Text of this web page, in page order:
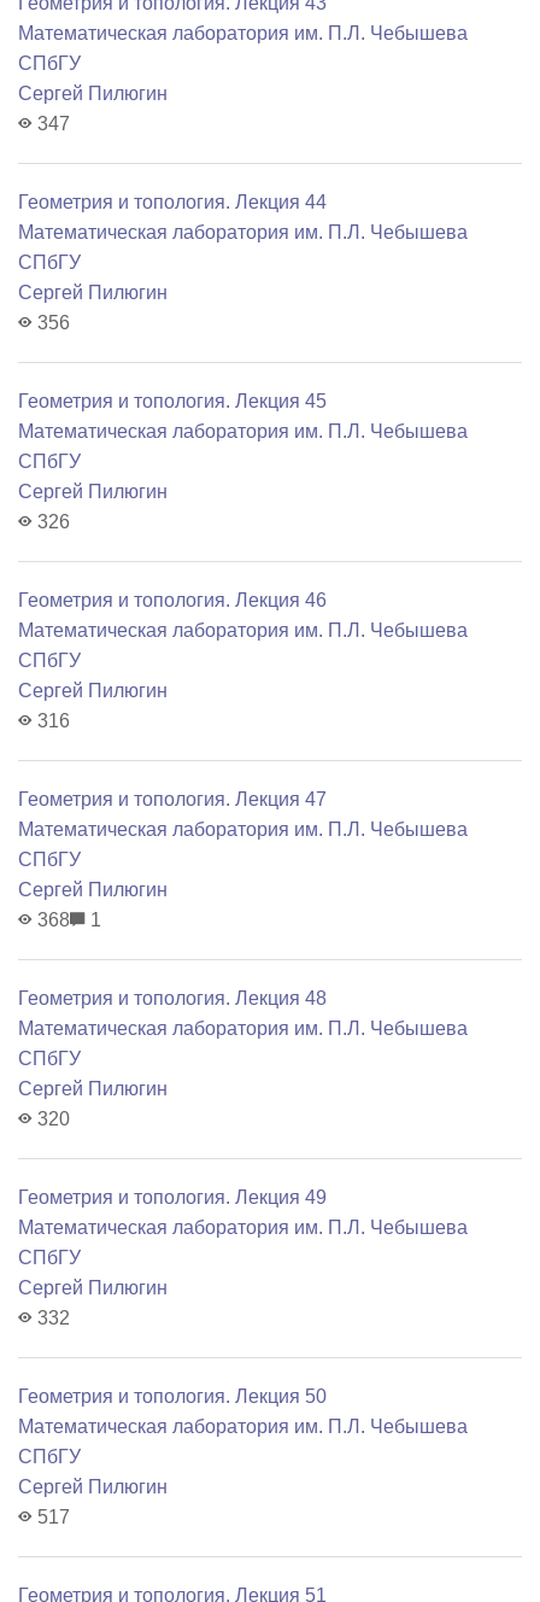
Математичеcкая лаборатория им. П.Л. Чебышева
СПбГУ
Сергей Пилюгин
347
Геометрия и топология. Лекция 44
Математичеcкая лаборатория им. П.Л. Чебышева
СПбГУ
Сергей Пилюгин
356
Геометрия и топология. Лекция 45
Математичеcкая лаборатория им. П.Л. Чебышева
СПбГУ
Сергей Пилюгин
326
Геометрия и топология. Лекция 46
Математичеcкая лаборатория им. П.Л. Чебышева
СПбГУ
Сергей Пилюгин
316
Геометрия и топология. Лекция 47
Математичеcкая лаборатория им. П.Л. Чебышева
СПбГУ
Сергей Пилюгин
368
1
Геометрия и топология. Лекция 48
Математичеcкая лаборатория им. П.Л. Чебышева
СПбГУ
Сергей Пилюгин
320
Геометрия и топология. Лекция 49
Математичеcкая лаборатория им. П.Л. Чебышева
СПбГУ
Сергей Пилюгин
332
Геометрия и топология. Лекция 50
Математичеcкая лаборатория им. П.Л. Чебышева
СПбГУ
Сергей Пилюгин
517
Геометрия и топология. Лекция 51